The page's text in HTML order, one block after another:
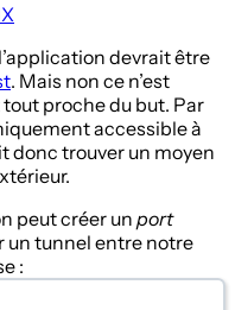
devrait être
. Mais non ce n’est
proche du but. Par
accessible à
donc trouver un moyen
peut créer un port
un tunnel entre notre
: